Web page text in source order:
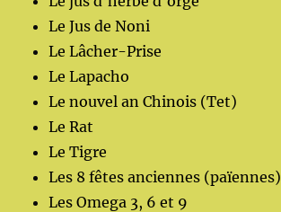
Le Jus de Noni
Le Lâcher-Prise
Le Lapacho
Le nouvel an Chinois (Tet)
Le Rat
Le Tigre
Les 8 fêtes anciennes (païennes)
Les Omega 3, 6 et 9